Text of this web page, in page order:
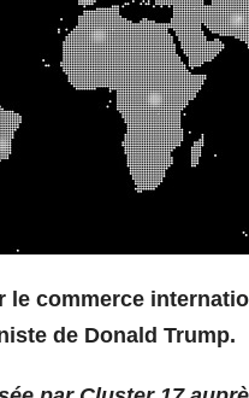
le commerce
de Donald Trump.